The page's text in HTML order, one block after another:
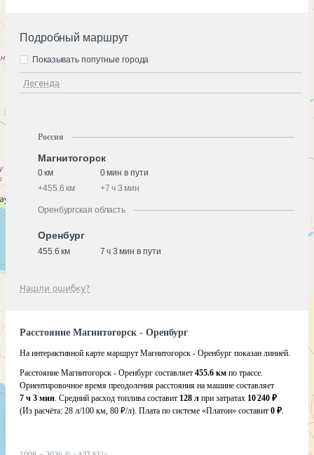
Подробный маршрут
Легенда
Показывать попутные города
Россия
Магнитогорск
0 км
0 мин в пути
+455.6 км +7 ч 3 мин
Оренбургская область
Оренбург
455.6 км 7 ч 3 мин в пути
Нашли ошибку?
Расстояние Магнитогорск - Оренбург
На интерактивной карте маршрут Магнитогорск - Оренбург показан линией.
Расстояние Магнитогорск - Оренбург составляет 455.6 км по трассе.
Ориентировочное время преодоления расстояния на машине составляет
7 ч 3 мин. Средний расход топлива составит 128 л при затратах 10 240 ₽
(Из расчёта: 28 л/100 км, 80 ₽/л). Плата по системе «Платон» составит 0 ₽.